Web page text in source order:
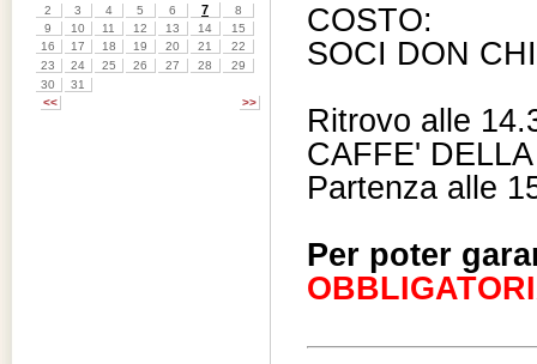
COSTO:
SOCI DON
Ritrovo alle
CAFFE'
Partenza alle
Per poter